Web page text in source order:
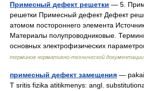
Примесный дефект решетки — 5.
решетки Примесный дефект Дефект
атомом постороннего элемента
Материалы полупроводниковые.
основных электрофизических
терминов нормативно-технической документации
примесный дефект замещения —
T sritis fizika atitikmenys: angl.